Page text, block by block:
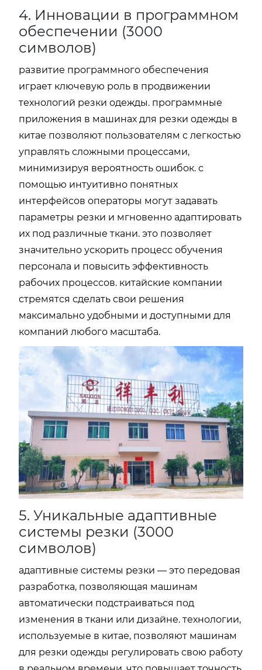
4. Инновации в программном
обеспечении (3000
символов)
развитие программного обеспечения
играет ключевую роль в продвижении
технологий резки одежды. программные
приложения в машинах для резки одежды в
китае позволяют пользователям с легкостью
управлять сложными процессами,
минимизируя вероятность ошибок. с
помощью интуитивно понятных
интерфейсов операторы могут задавать
параметры резки и мгновенно адаптировать
их под различные ткани. это позволяет
значительно ускорить процесс обучения
персонала и повысить эффективность
рабочих процессов. китайские компании
стремятся сделать свои решения
максимально удобными и доступными для
компаний любого масштаба.
5. Уникальные адаптивные
системы резки (3000
символов)
адаптивные системы резки — это передовая
разработка, позволяющая машинам
автоматически подстраиваться под
изменения в ткани или дизайне. технологии,
используемые в китае, позволяют машинам
для резки одежды регулировать свою работу